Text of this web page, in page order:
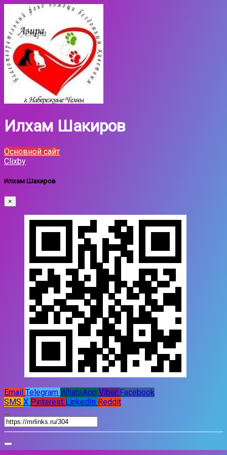
Илхам Шакиров
Основной сайт
Clixby
Илхам Шакиров
×
Email Telegram WhatsApp Viber Facebook
SMS X Pinterest LinkedIn Reddit